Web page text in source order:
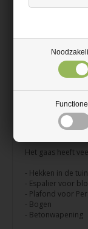
Roest niet
Kan zowel
Op maat
Kan met een
Gegalvaniseerde
gebruikt worden.
Het gaas is
varianten
Het gaas heeft
- Hekken in de tuin
- Espalier voor
- Plafond voor
- Bogen
- Betonwapening